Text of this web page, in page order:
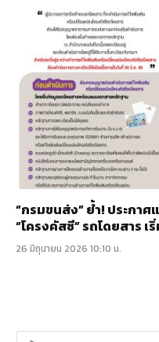
“กรมขนส่ง” ย้ำ! ประกา
“โครงคัสซี” รถโดยสาร เ
26 มิถุนายน 2026 10:10 น.